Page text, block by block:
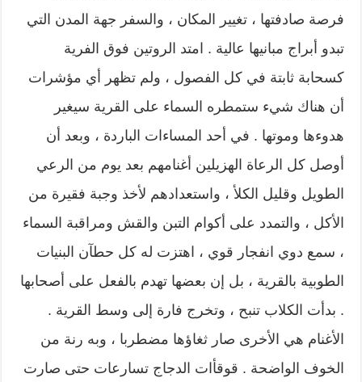
فرصة صادفتها ، تغيير المكان ، والسفر جهة المدن التي
تبدو أبراج مبانيها عالية . امتد الروتين فوق الفرية
كسحابة ثابتة في كل الفصول ، ولم تظهر أي مؤشرات
أن هناك شيء ستمطره السماء على القرية سيغير
هدوءها وموتها . في أحد المساءات الباردة ، وبعد أن
أوصل كل الرعاة الهزيلين أغنامهم بعد يوم من الرعي
الطويل وقليل الكلأ ، واستعدادهم لأخذ وجبة فقيرة من
الأكل ، والتمدد على أكوام التبن والقش ومراقبة السماء
، سمع دوي انفجار قوي ، اهتزت له كل حطآن البنيات
الطوبية بالقرية ، بل إن بعضها تهدم بالفعل على أصحابها
. بدأت الكلاب تنبح ، وتخرج فارة إلى وسط القرية .
الأغنام هي الأخرى صار ثغاؤها مضطربا ، وبه رنة من
الخوف الواضحة . قوقأات الدجاج تسارعات حتى صارت